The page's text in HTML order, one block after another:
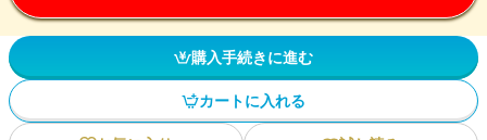
購入手続きに進む
カートに入れる